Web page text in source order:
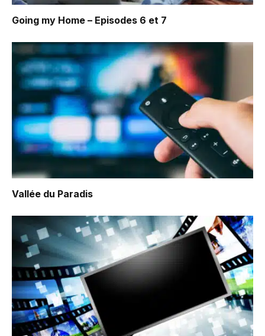
Going my Home – Episodes 6 et 7
Vallée du Paradis